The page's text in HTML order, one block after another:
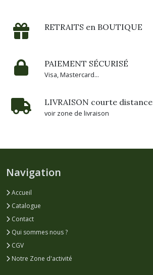
RETRAITS en BOUTIQUE
PAIEMENT SÉCURISÉ
Visa, Mastercard...
LIVRAISON courte distance
voir zone de livraison
Navigation
Accueil
Catalogue
Contact
Qui sommes nous ?
CGV
Notre Zone d'activité